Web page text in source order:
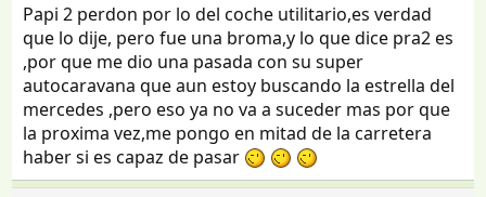
Papi 2 perdon por lo del coche utilitario,es verdad
que lo dije, pero fue una broma,y lo que dice pra2 es
,por que me dio una pasada con su super
autocaravana que aun estoy buscando la estrella del
mercedes ,pero eso ya no va a suceder mas por que
la proxima vez,me pongo en mitad de la carretera
haber si es capaz de pasar